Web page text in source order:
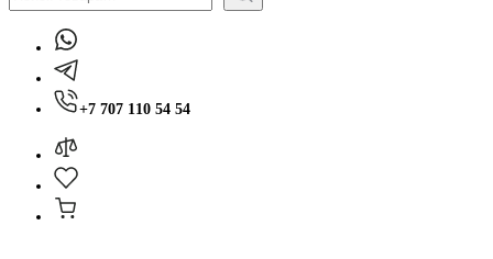
+7 707 110 54 54